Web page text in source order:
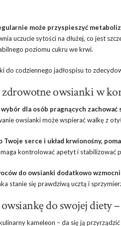
może przyspieszyć
uczucie sytości na dłużej, co jest
poziomu cukru we krwi.
do codziennego jadłospisu to
zdrowotne owsianki w
dla osób pragnących zachować
owsianki może wspierać walkę z
Twoje serce i układ krwionośny,
kontrolować apetyt i
do owsianki dodatkowo
stanie się prawdziwą ucztą i
do swojej diety
kameleon – da się ją